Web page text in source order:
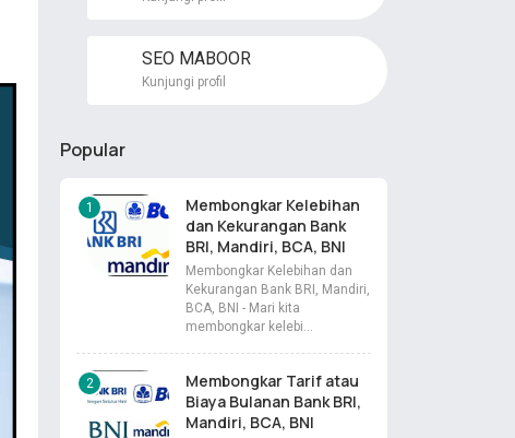
SEO MABOOR
Kunjungi profil
Popular
Membongkar Kelebihan
dan Kekurangan Bank
BRI, Mandiri, BCA, BNI
Membongkar Kelebihan dan
Kekurangan Bank BRI, Mandiri,
BCA, BNI - Mari kita
membongkar kelebi…
Membongkar Tarif atau
Biaya Bulanan Bank BRI,
Mandiri, BCA, BNI